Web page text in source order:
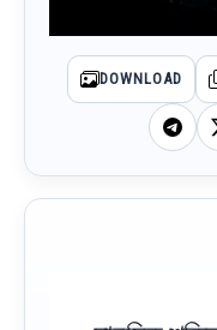
DOWNLOAD